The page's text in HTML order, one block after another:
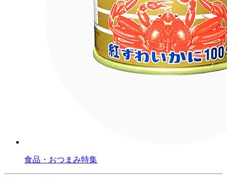
食品・おつまみ特集